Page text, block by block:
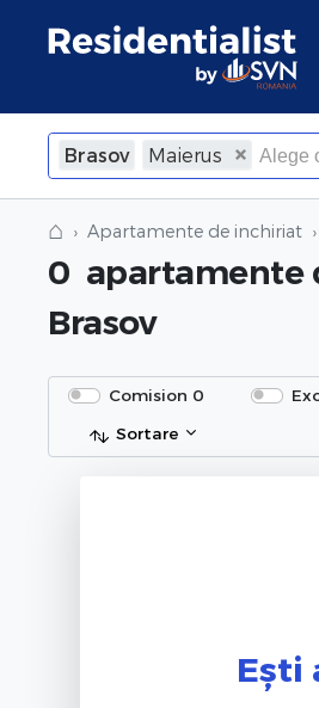
Brasov Maierus
×
⌂ Apartamente de inchiriat
0 apartamente
Brasov
Comision 0
Sortare
Ești